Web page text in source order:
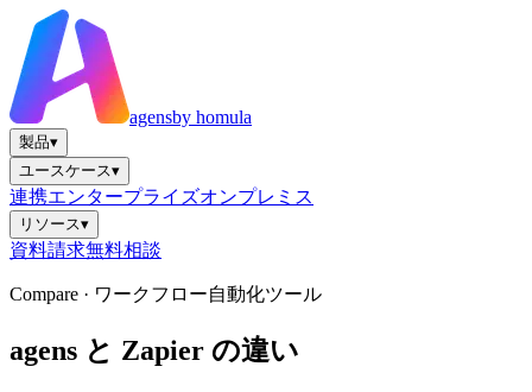
agensby homula
製品▾
ユースケース▾
連携エンタープライズオンプレミス
リソース▾
資料請求無料相談
Compare · ワークフロー自動化ツール
agens と Zapier の違い